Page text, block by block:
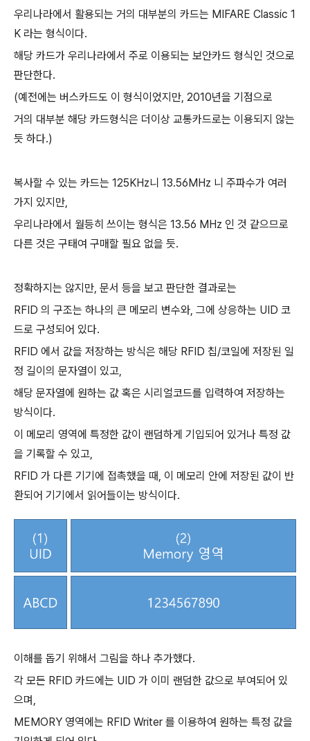
우리나라에서 활용되는 거의 대부분의 카드는 MIFARE Classic 1
K 라는 형식이다.
해당 카드가 우리나라에서 주로 이용되는 보안카드 형식인 것으로
판단한다.
(예전에는 버스카드도 이 형식이었지만, 2010년을 기점으로
거의 대부분 해당 카드형식은 더이상 교통카드로는 이용되지 않는
듯 하다.)
복사할 수 있는 카드는 125KHz니 13.56MHz 니 주파수가 여러
가지 있지만,
우리나라에서 월등히 쓰이는 형식은 13.56 MHz 인 것 같으므로
다른 것은 구태여 구매할 필요 없을 듯.
정확하지는 않지만, 문서 등을 보고 판단한 결과로는
RFID 의 구조는 하나의 큰 메모리 변수와, 그에 상응하는 UID 코
드로 구성되어 있다.
RFID 에서 값을 저장하는 방식은 해당 RFID 칩/코일에 저장된 일
정 길이의 문자열이 있고,
해당 문자열에 원하는 값 혹은 시리얼코드를 입력하여 저장하는
방식이다.
이 메모리 영역에 특정한 값이 랜덤하게 기입되어 있거나 특정 값
을 기록할 수 있고,
RFID 가 다른 기기에 접촉했을 때, 이 메모리 안에 저장된 값이 반
환되어 기기에서 읽어들이는 방식이다.
이해를 돕기 위해서 그림을 하나 추가했다.
각 모든 RFID 카드에는 UID 가 이미 랜덤한 값으로 부여되어 있
으며,
MEMORY 영역에는 RFID Writer 를 이용하여 원하는 특정 값을